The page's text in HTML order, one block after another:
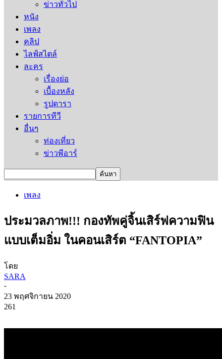
ข่าวทั่วไป
หนัง
เพลง
คลิป
ไลฟ์สไตล์
ละคร
เรื่องย่อ
เบื้องหลัง
รูปดารา
รายการทีวี
อื่นๆ
ท่องเที่ยว
ข่าวพีอาร์
เพลง
ประมวลภาพ!!! กองทัพคู่จิ้นเสิร์ฟความฟิน
แบบเต็มอิ่ม ในคอนเสิร์ต “FANTOPIA”
โดย
SARA
-
23 พฤศจิกายน 2020
261